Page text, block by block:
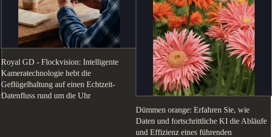
Royal GD - Flockvision: Intelligente
Kameratechnologie hebt die
Geflügelhaltung auf einen Echtzeit-
Datenfluss rund um die Uhr
Dümmen orange: Erfahren Sie, wie
Daten und fortschrittliche KI die Abläufe
und Effizienz eines führenden